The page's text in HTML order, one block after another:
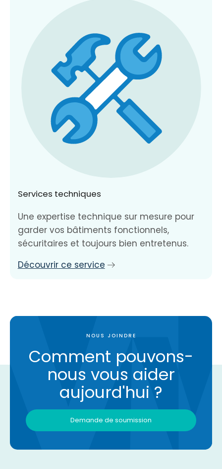
Services techniques
Une expertise technique sur mesure pour
garder vos bâtiments fonctionnels,
sécuritaires et toujours bien entretenus.
Découvrir ce service
NOUS JOINDRE
Comment pouvons-
nous vous aider
aujourd'hui ?
Demande de soumission